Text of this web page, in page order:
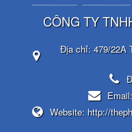
CÔNG TY
Địa chỉ: 479/22A
Email:
Website: http://